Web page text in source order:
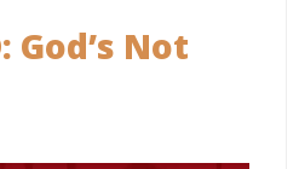
God’s Not